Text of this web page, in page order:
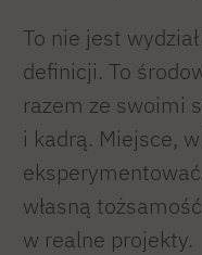
To nie jest
definicji. To
razem ze swoimi
i kadrą. Miejsce,
własną
w realne projekty.